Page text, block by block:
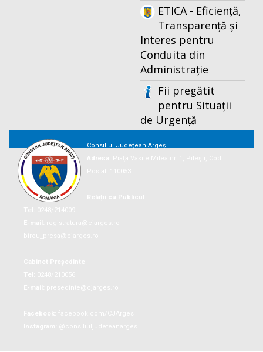
ETICA - Eficiență,
Transparență și
Interes pentru
Conduita din
Administrație
Fii pregătit
pentru Situații
de Urgență
Consiliul Județean Argeș